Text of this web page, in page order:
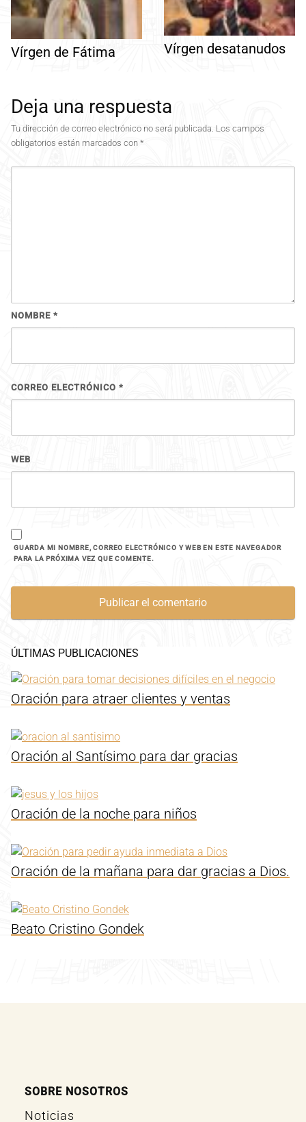
Vírgen de Fátima Vírgen desatanudos
Deja una respuesta
Tu dirección de correo electrónico no será publicada. Los campos
obligatorios están marcados con *
NOMBRE *
CORREO ELECTRÓNICO *
WEB
GUARDA MI NOMBRE, CORREO ELECTRÓNICO Y WEB EN ESTE NAVEGADOR
PARA LA PRÓXIMA VEZ QUE COMENTE.
ÚLTIMAS PUBLICACIONES
Oración para atraer clientes y ventas
Oración al Santísimo para dar gracias
Oración de la noche para niños
Oración de la mañana para dar gracias a Dios.
Beato Cristino Gondek
SOBRE NOSOTROS
Noticias